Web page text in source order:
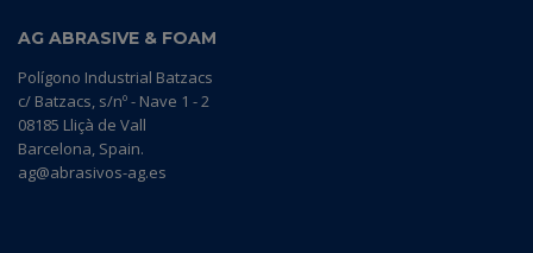
AG ABRASIVE & FOAM
Polígono Industrial Batzacs
c/ Batzacs, s/nº - Nave 1 - 2
08185 Lliçà de Vall
Barcelona, Spain.
ag@abrasivos-ag.es